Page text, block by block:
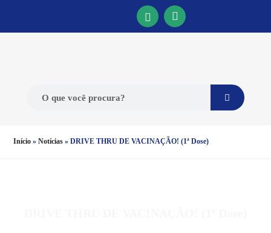
Início »Notícias »DRIVE THRU DE VACINAÇÃO! (1ª Dose)